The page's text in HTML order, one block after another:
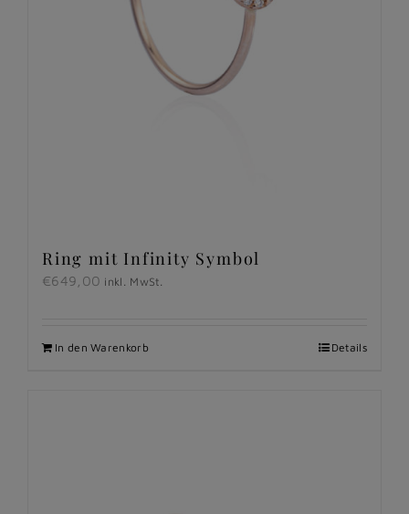
Ring mit Infinity Symbol
€649,00 inkl. MwSt.
In den Warenkorb Details